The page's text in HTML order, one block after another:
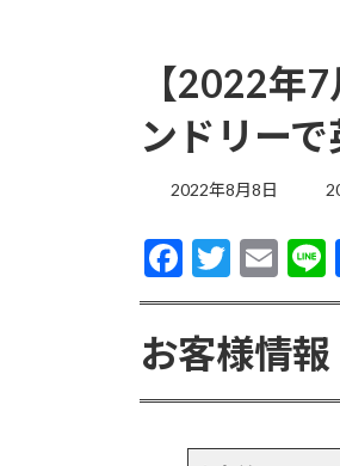
【2022年
ンドリー
2022年8月8日
F
ac
e
b
o
o
T
w
itt
er
E
m
ai
l
e
お客様情報